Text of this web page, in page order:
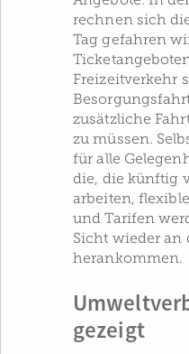
rechnen sich
Tag gefahren
Freizeitverkehr
zusätzliche
zu müssen.
für alle
die, die künftig
arbeiten,
und Tarifen
Sicht wieder an
herankommen.
gezeigt